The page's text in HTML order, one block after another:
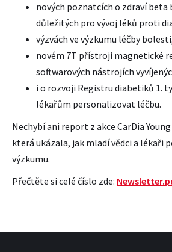
nových poznatcích o zdraví beta
důležitých pro vývoj léků proti
výzvách ve výzkumu léčby
novém 7T přístroji magnetické
softwarových nástrojích
i o rozvoji Registru diabetiků 1.
lékařům personalizovat léčbu.
Nechybí ani report z akce CarDia Young
která ukázala, jak mladí vědci a lékaři
výzkumu.
Přečtěte si celé číslo zde: